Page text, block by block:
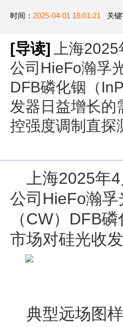
时间： 2025-04-01 16:01:21 关键
[导读]
上海
公司HieFo瀚孚
DFB磷化铟（
发器日益增长的
控强度调制直探
上海2025年4
公司HieFo瀚
（CW）DFB
市场对硅光收
典型远场图样